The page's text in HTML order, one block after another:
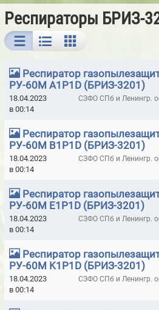
АНТИБАКТЕРИАЛЬНЫЕ ГЕЛИ ДЛЯ РУК
АПТЕЧКИ МЕДИЦИНСКИЕ ПЕРВОЙ
ВИБРОМЕТРЫ - ПРИБОРЫ
ПОДШИПНИКОВ
ГАЗОАНАЛИЗАТОРЫ ALTAIR
ГЕРМЕТИК КРОВЕЛЬНЫЙ И
(ФИНЛЯНДИЯ)
ГЕРМЕТИКИ HILTI
ГЕРМЕТИКИ LOCTITE
ГЕРМЕТИКИ
ГЕРМЕТИКИ MAKROFLEX
ГЕРМЕТИКИ
ГЕРМЕТИКИ MASTERFIX
ГЕРМЕТИКИ PENOSIL
ГЕРМЕТИКИ
ГЕРМЕТИКИ SILA PRO
ГЕРМЕТИКИ
Респираторы БРИЗ-
Респиратор
РУ-60М A1P1D (БРИЗ-3201)
18.04.2023
в 00:14
СЗФО СПб и Ленингр.
Респиратор
РУ-60М B1P1D (БРИЗ-3201)
18.04.2023
в 00:14
СЗФО СПб и Ленингр.
Респиратор
РУ-60М E1P1D (БРИЗ-3201)
18.04.2023
в 00:14
СЗФО СПб и Ленингр.
Респиратор
РУ-60М K1P1D (БРИЗ-3201)
18.04.2023
в 00:14
СЗФО СПб и Ленингр.